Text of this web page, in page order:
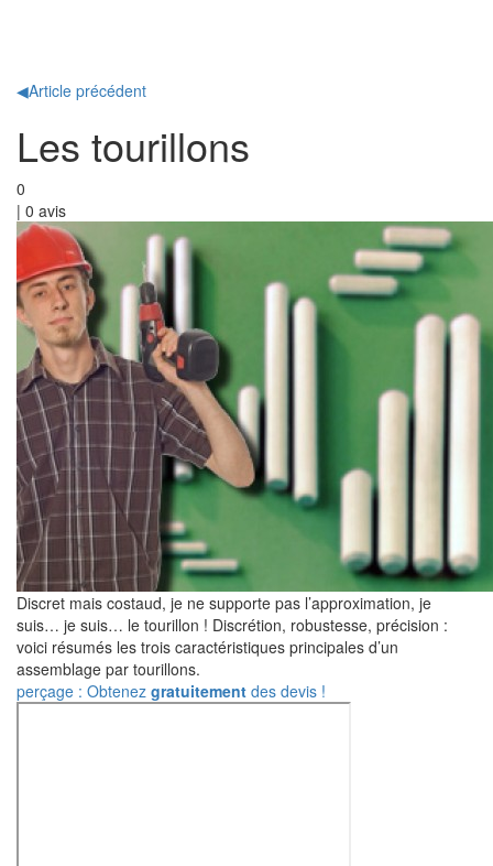
◀Article précédent
Les tourillons
0
| 0 avis
Discret mais costaud, je ne supporte pas l’approximation, je
suis… je suis… le tourillon ! Discrétion, robustesse, précision :
voici résumés les trois caractéristiques principales d’un
assemblage par tourillons.
perçage : Obtenez gratuitement des devis !